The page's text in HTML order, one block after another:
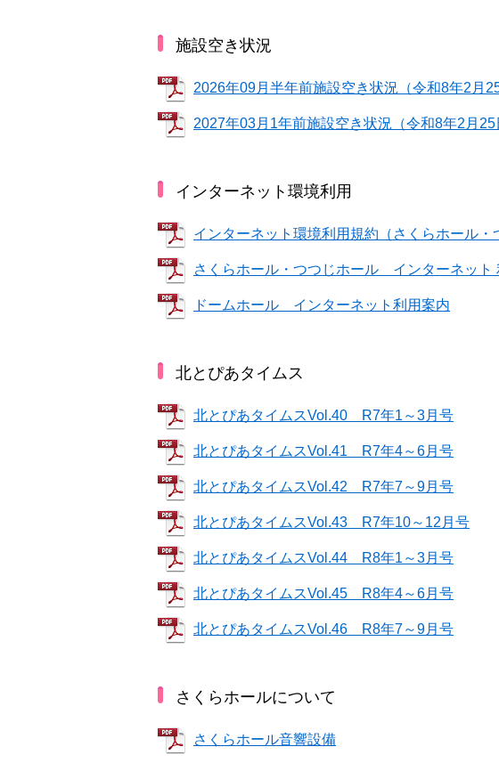
施設空き状況
2026年09月半年前施設空き状況（令和8年2月25
2027年03月1年前施設空き状況（令和8年2月25
インターネット環境利用
インターネット環境利用規約（さくらホール・
さくらホール・つつじホール インターネット
ドームホール インターネット利用案内
北とぴあタイムス
北とぴあタイムスVol.40 R7年1～3月号
北とぴあタイムスVol.41 R7年4～6月号
北とぴあタイムスVol.42 R7年7～9月号
北とぴあタイムスVol.43 R7年10～12月号
北とぴあタイムスVol.44 R8年1～3月号
北とぴあタイムスVol.45 R8年4～6月号
北とぴあタイムスVol.46 R8年7～9月号
さくらホールについて
さくらホール音響設備